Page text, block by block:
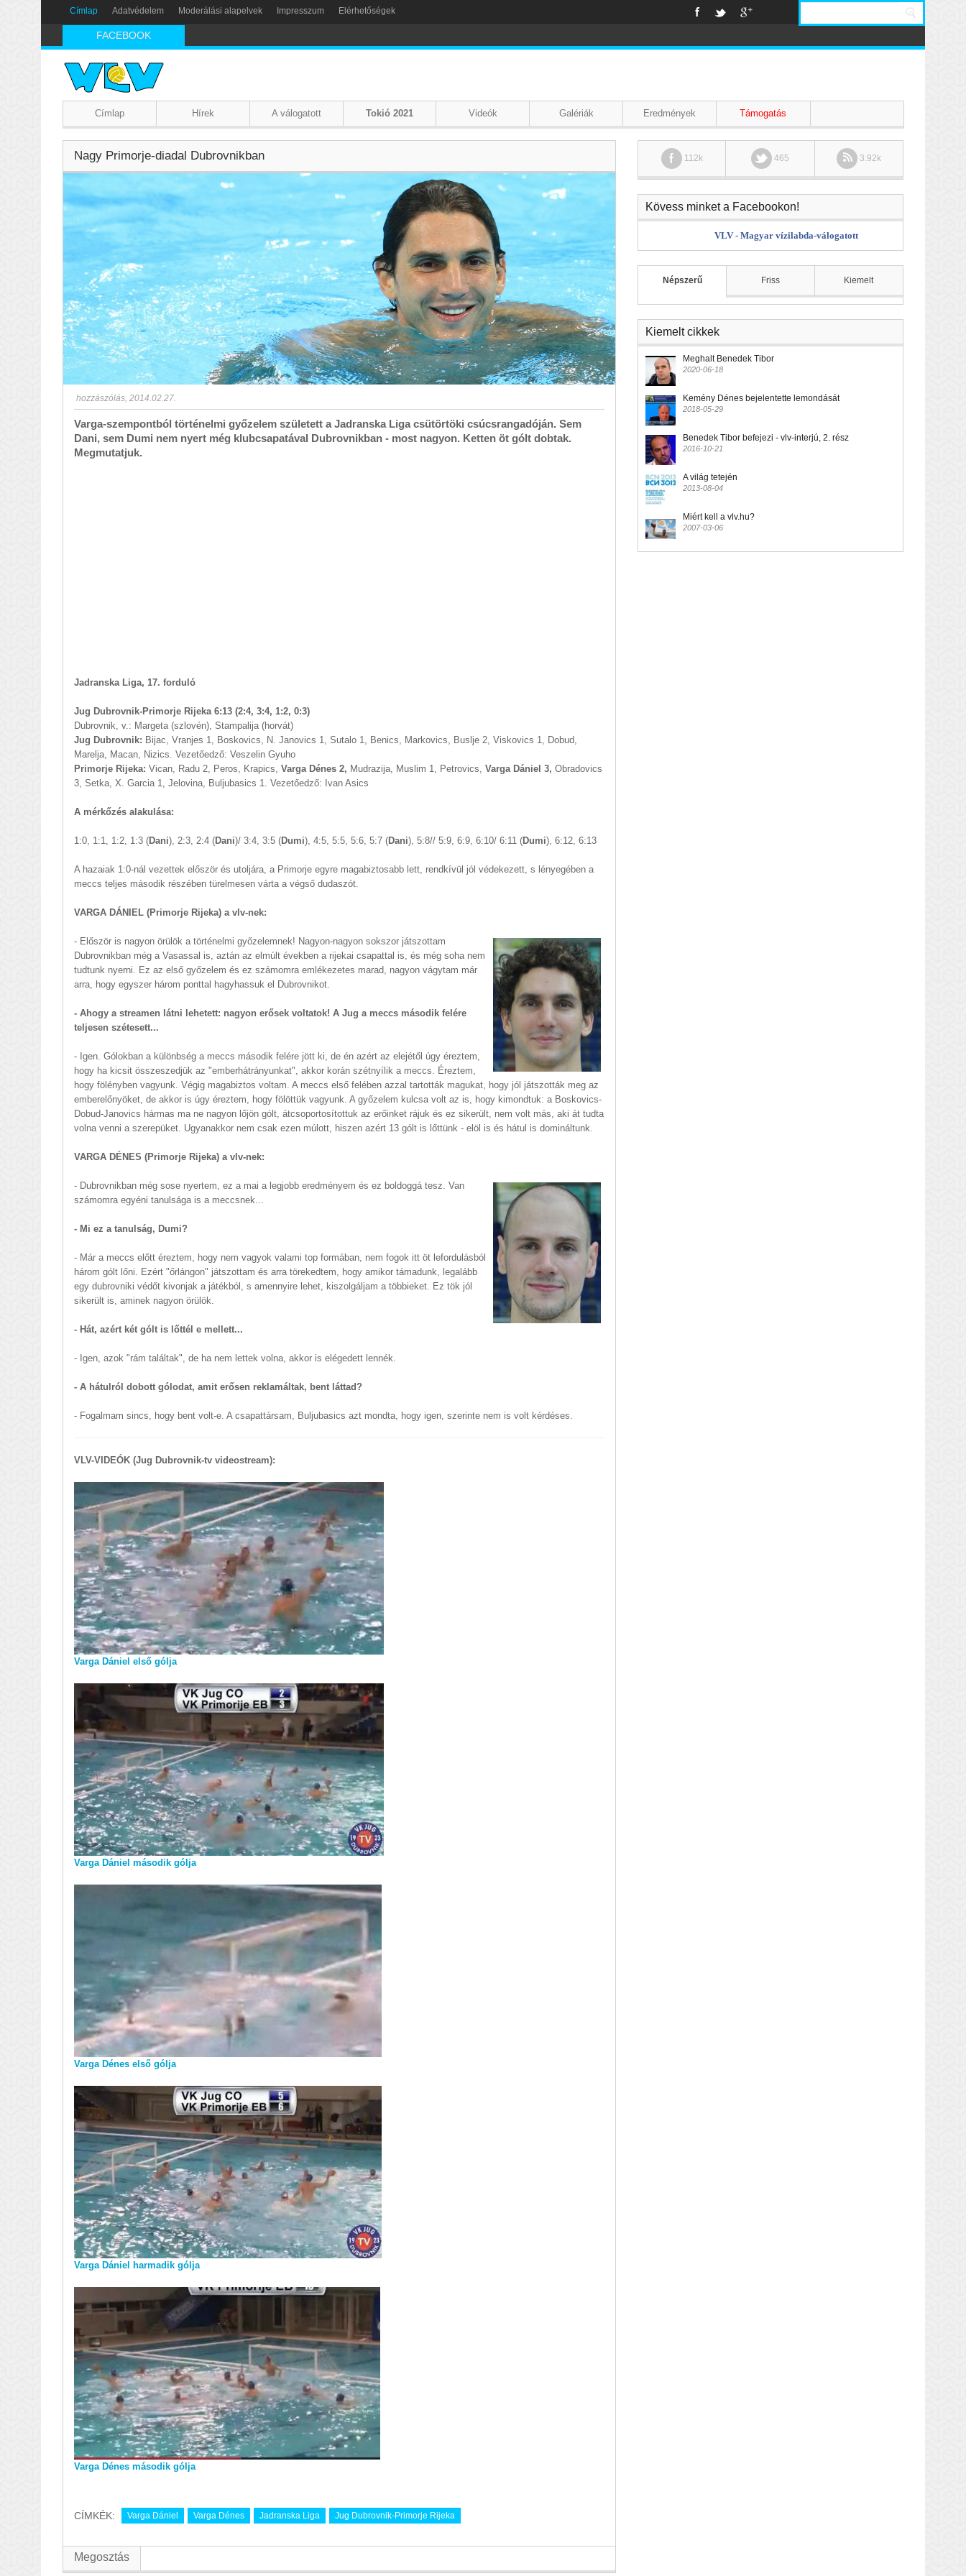
Címlap Adatvédelem Moderálási alapelvek Impresszum Elérhetőségek
FACEBOOK
Címlap Hírek A válogatott Tokió 2021 Videók Galériák Eredmények Támogatás
Nagy Primorje-diadal Dubrovnikban
hozzászólás, 2014.02.27.
Varga-szempontból történelmi győzelem született a Jadranska Liga csütörtöki csúcsrangadóján. Sem
Dani, sem Dumi nem nyert még klubcsapatával Dubrovnikban - most nagyon. Ketten öt gólt dobtak.
Megmutatjuk.
Jadranska Liga, 17. forduló
Jug Dubrovnik-Primorje Rijeka 6:13 (2:4, 3:4, 1:2, 0:3)
Dubrovnik, v.: Margeta (szlovén), Stampalija (horvát)
Jug Dubrovnik: Bijac, Vranjes 1, Boskovics, N. Janovics 1, Sutalo 1, Benics, Markovics, Buslje 2, Viskovics 1, Dobud,
Marelja, Macan, Nizics. Vezetőedző: Veszelin Gyuho
Primorje Rijeka: Vican, Radu 2, Peros, Krapics, Varga Dénes 2, Mudrazija, Muslim 1, Petrovics, Varga Dániel 3, Obradovics
3, Setka, X. Garcia 1, Jelovina, Buljubasics 1. Vezetőedző: Ivan Asics
A mérkőzés alakulása:
1:0, 1:1, 1:2, 1:3 (Dani), 2:3, 2:4 (Dani)/ 3:4, 3:5 (Dumi), 4:5, 5:5, 5:6, 5:7 (Dani), 5:8// 5:9, 6:9, 6:10/ 6:11 (Dumi), 6:12, 6:13
A hazaiak 1:0-nál vezettek először és utoljára, a Primorje egyre magabiztosabb lett, rendkívül jól védekezett, s lényegében a
meccs teljes második részében türelmesen várta a végső dudaszót.
VARGA DÁNIEL (Primorje Rijeka) a vlv-nek:
- Először is nagyon örülök a történelmi győzelemnek! Nagyon-nagyon sokszor játszottam
Dubrovnikban még a Vasassal is, aztán az elmúlt években a rijekai csapattal is, és még soha nem
tudtunk nyerni. Ez az első győzelem és ez számomra emlékezetes marad, nagyon vágytam már
arra, hogy egyszer három ponttal hagyhassuk el Dubrovnikot.
- Ahogy a streamen látni lehetett: nagyon erősek voltatok! A Jug a meccs második felére
teljesen szétesett...
- Igen. Gólokban a különbség a meccs második felére jött ki, de én azért az elejétől úgy éreztem,
hogy ha kicsit összeszedjük az "emberhátrányunkat", akkor korán szétnyílik a meccs. Éreztem,
hogy fölényben vagyunk. Végig magabiztos voltam. A meccs első felében azzal tartották magukat, hogy jól játszották meg az
emberelőnyöket, de akkor is úgy éreztem, hogy fölöttük vagyunk. A győzelem kulcsa volt az is, hogy kimondtuk: a Boskovics-
Dobud-Janovics hármas ma ne nagyon lőjön gólt, átcsoportosítottuk az erőinket rájuk és ez sikerült, nem volt más, aki át tudta
volna venni a szerepüket. Ugyanakkor nem csak ezen múlott, hiszen azért 13 gólt is lőttünk - elöl is és hátul is domináltunk.
VARGA DÉNES (Primorje Rijeka) a vlv-nek:
- Dubrovnikban még sose nyertem, ez a mai a legjobb eredményem és ez boldoggá tesz. Van
számomra egyéni tanulsága is a meccsnek...
- Mi ez a tanulság, Dumi?
- Már a meccs előtt éreztem, hogy nem vagyok valami top formában, nem fogok itt öt lefordulásból
három gólt lőni. Ezért "őrlángon" játszottam és arra törekedtem, hogy amikor támadunk, legalább
egy dubrovniki védőt kivonjak a játékból, s amennyire lehet, kiszolgáljam a többieket. Ez tök jól
sikerült is, aminek nagyon örülök.
- Hát, azért két gólt is lőttél e mellett...
- Igen, azok "rám találtak", de ha nem lettek volna, akkor is elégedett lennék.
- A hátulról dobott gólodat, amit erősen reklamáltak, bent láttad?
- Fogalmam sincs, hogy bent volt-e. A csapattársam, Buljubasics azt mondta, hogy igen, szerinte nem is volt kérdéses.
VLV-VIDEÓK (Jug Dubrovnik-tv videostream):
Varga Dániel első gólja
Varga Dániel második gólja
Varga Dénes első gólja
Varga Dániel harmadik gólja
Varga Dénes második gólja
CÍMKÉK: Varga Dániel Varga Dénes Jadranska Liga Jug Dubrovnik-Primorje Rijeka
Megosztás
112k 465 3.92k
Kövess minket a Facebookon!
VLV - Magyar vízilabda-válogatott
Népszerű Friss Kiemelt
Kiemelt cikkek
Meghalt Benedek Tibor
2020-06-18
Kemény Dénes bejelentette lemondását
2018-05-29
Benedek Tibor befejezi - vlv-interjú, 2. rész
2016-10-21
A világ tetején
2013-08-04
Miért kell a vlv.hu?
2007-03-06